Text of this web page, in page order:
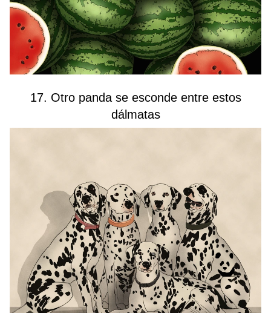
17. Otro panda se esconde entre estos
dálmatas